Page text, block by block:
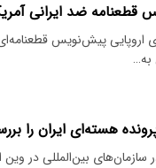
قطعنامه ضد ایرانی
اروپایی پیش‌نویس
هسته‌ای ایران را
سازمان‌های بین‌المللی در